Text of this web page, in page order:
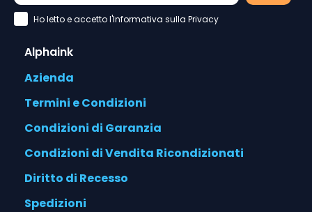
Accettazione Privacy Policy
Ho letto e accetto l'Informativa sulla Privacy
Alphaink
Azienda
Termini e Condizioni
Condizioni di Garanzia
Condizioni di Vendita Ricondizionati
Diritto di Recesso
Spedizioni